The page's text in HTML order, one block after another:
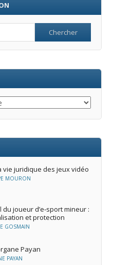
vie juridique des jeux vidéo
MOURON
joueur d’e‑sport mineur :
et protection
GOSMAIN
Payan
PAYAN